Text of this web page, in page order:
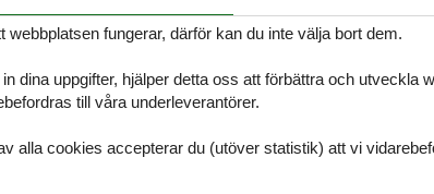
Sie an der Garderobe (mit Schrank und Spiegel) im
einem zu Ihrer Wohnung gehörenden PKW-Stellplatz
eigenen Fahrräder mitbringen, können Sie diese bei
ist in dieser Wohnung leider nicht möglich! Das
hierfür die Terrasse. Vielen Dank für Ihr Verständnis!
sind ausschließlich nach telefonischer Rücksprache mit
der Eigentümer, Irrtümer und Änderungen bleiben
sein.
fungerar, därför kan du inte välja bort dem.
dina uppgifter, hjälper detta oss att förbättra och utveckla
till våra underleverantörer.
alla cookies accepterar du (utöver statistik) att vi